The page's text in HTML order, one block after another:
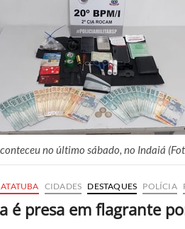
no último sábado, no Indaiá
CIDADES DESTAQUES POLÍCIA
é presa em flagrante